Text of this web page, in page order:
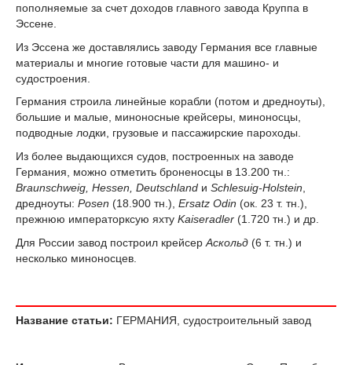
пополняемые за счет доходов главного завода Круппа в
Эссене.
Из Эссена же доставлялись заводу Германия все главные
материалы и многие готовые части для машино- и
судостроения.
Германия строила линейные корабли (потом и дредноуты),
большие и малые, миноносные крейсеры, миноносцы,
подводные лодки, грузовые и пассажирские пароходы.
Из более выдающихся судов, построенных на заводе
Германия, можно отметить броненосцы в 13.200 тн.:
Braunschweig, Hessen, Deutschland и Schlesuig-Holstein
дредноуты: Posen (18.900 тн.), Ersatz Odin (ок. 23 т. тн.),
прежнюю императорксую яхту Kaiseradler (1.720 тн.) и др.
Для России завод построил крейсер Аскольд (6 т. тн.) и
несколько миноносцев.
Название статьи: ГЕРМАНИЯ, судостроительный завод